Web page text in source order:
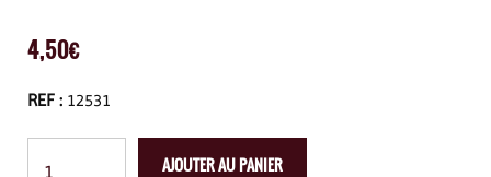
4,50€
REF : 12531
AJOUTER AU PANIER